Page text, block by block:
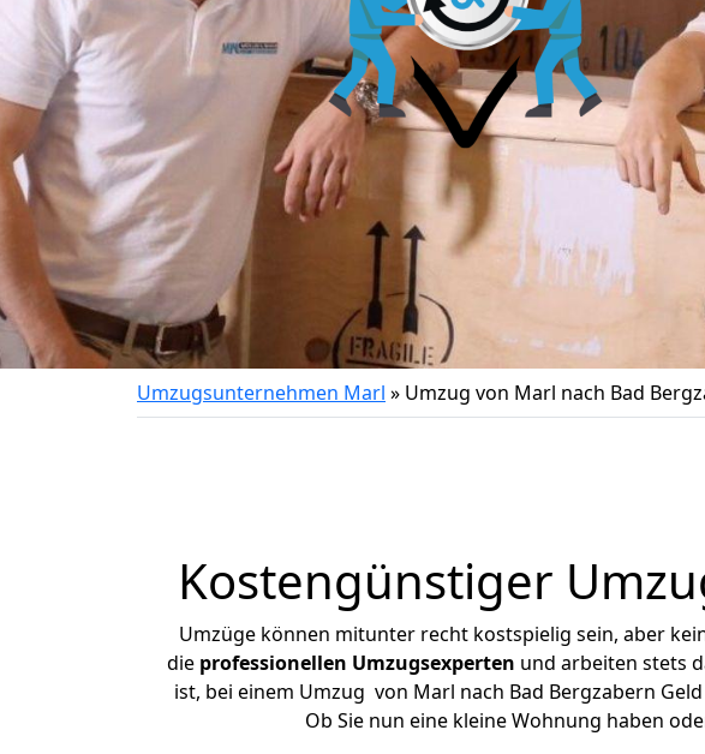
Umzugsunternehmen Marl » Umzug von Marl nach Bad
Kostengünstiger
Umzüge können mitunter recht kostspielig sein, aber
die professionellen Umzugsexperten und arbeiten stets
ist, bei einem Umzug von Marl nach Bad Bergzabern
Ob Sie nun eine kleine Wohnung haben